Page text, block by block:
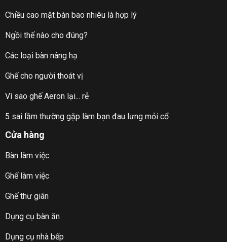
Chiều cao mặt bàn bao nhiêu là hợp lý
Ngồi thế nào cho đúng?
Các loại bàn nâng hạ
Ghế cho người thoát vị
Vì sao ghế Aeron lại... rẻ
5 sai lầm thường gặp làm bạn đau lưng mỏi cổ
Cửa hàng
Bàn làm việc
Ghế làm việc
Ghế thư giãn
Dụng cụ bàn ăn
Dụng cụ nhà bếp